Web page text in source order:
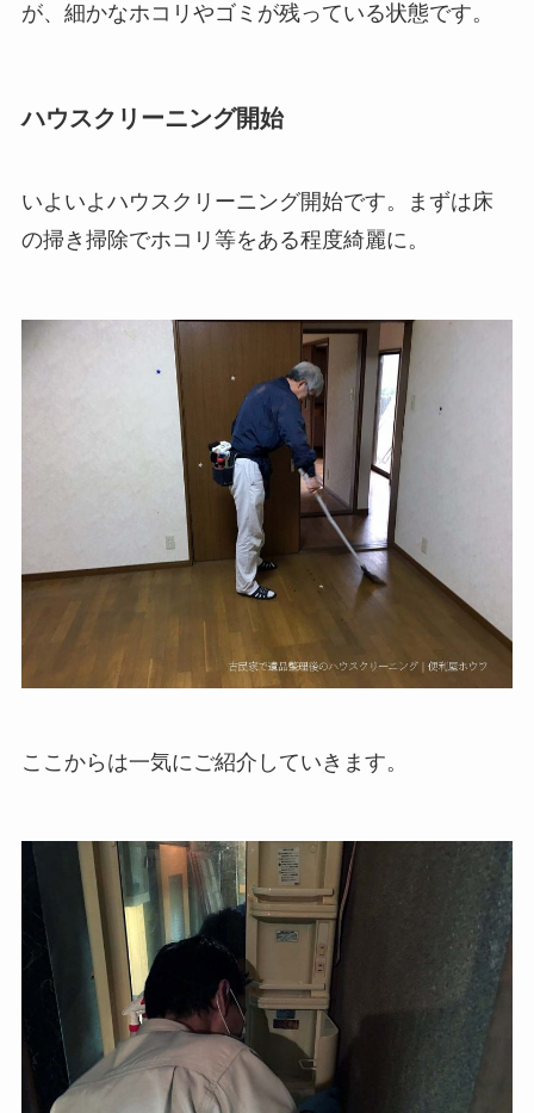
が、細かなホコリやゴミが残っている状態です。
ハウスクリーニング開始
いよいよハウスクリーニング開始です。まずは床
の掃き掃除でホコリ等をある程度綺麗に。
ここからは一気にご紹介していきます。